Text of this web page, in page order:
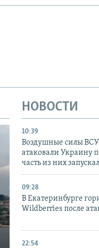
НОВОСТИ
10:39
Воздушные силы
атаковали Украину
часть из них
09:28
В Екатеринбурге
Wildberries после
22:54